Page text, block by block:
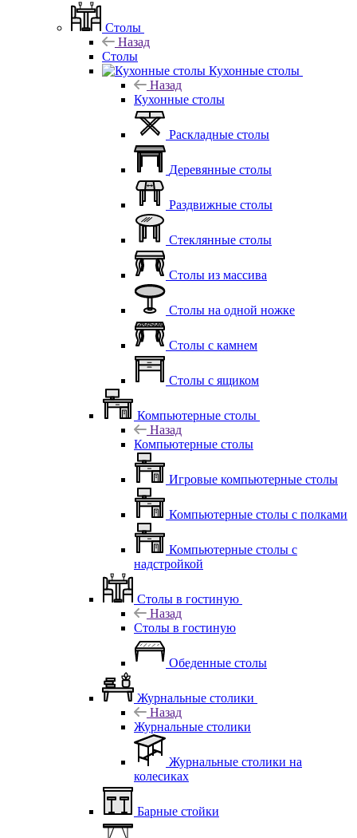
Столы
Назад
Столы
Кухонные столы
Назад
Кухонные столы
Раскладные столы
Деревянные столы
Раздвижные столы
Стеклянные столы
Столы из массива
Столы на одной ножке
Столы с камнем
Столы с ящиком
Компьютерные столы
Назад
Компьютерные столы
Игровые компьютерные столы
Компьютерные столы с полками
Компьютерные столы с
надстройкой
Столы в гостиную
Назад
Столы в гостиную
Обеденные столы
Журнальные столики
Назад
Журнальные столики
Журнальные столики на
колесиках
Барные стойки